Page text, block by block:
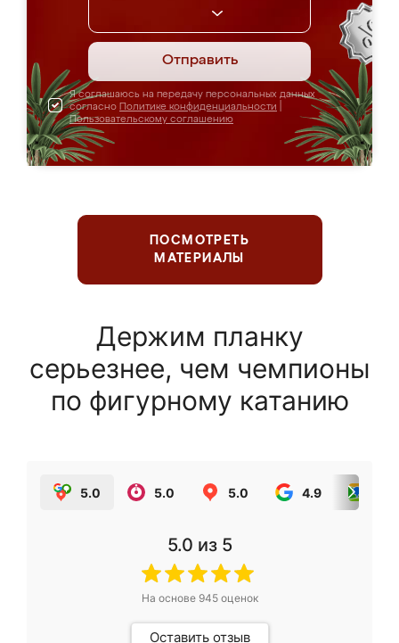
Отправить
Я соглашаюсь на передачу персональных данных
согласно Политике конфиденциальности
Пользовательскому соглашению
ПОСМОТРЕТЬ
МАТЕРИАЛЫ
Держим планку
серьезнее, чем чемпионы
по фигурному катанию
5.0 5.0 5.0 4.9
5.0 из 5
На основе 945оценок
Оставить отзыв